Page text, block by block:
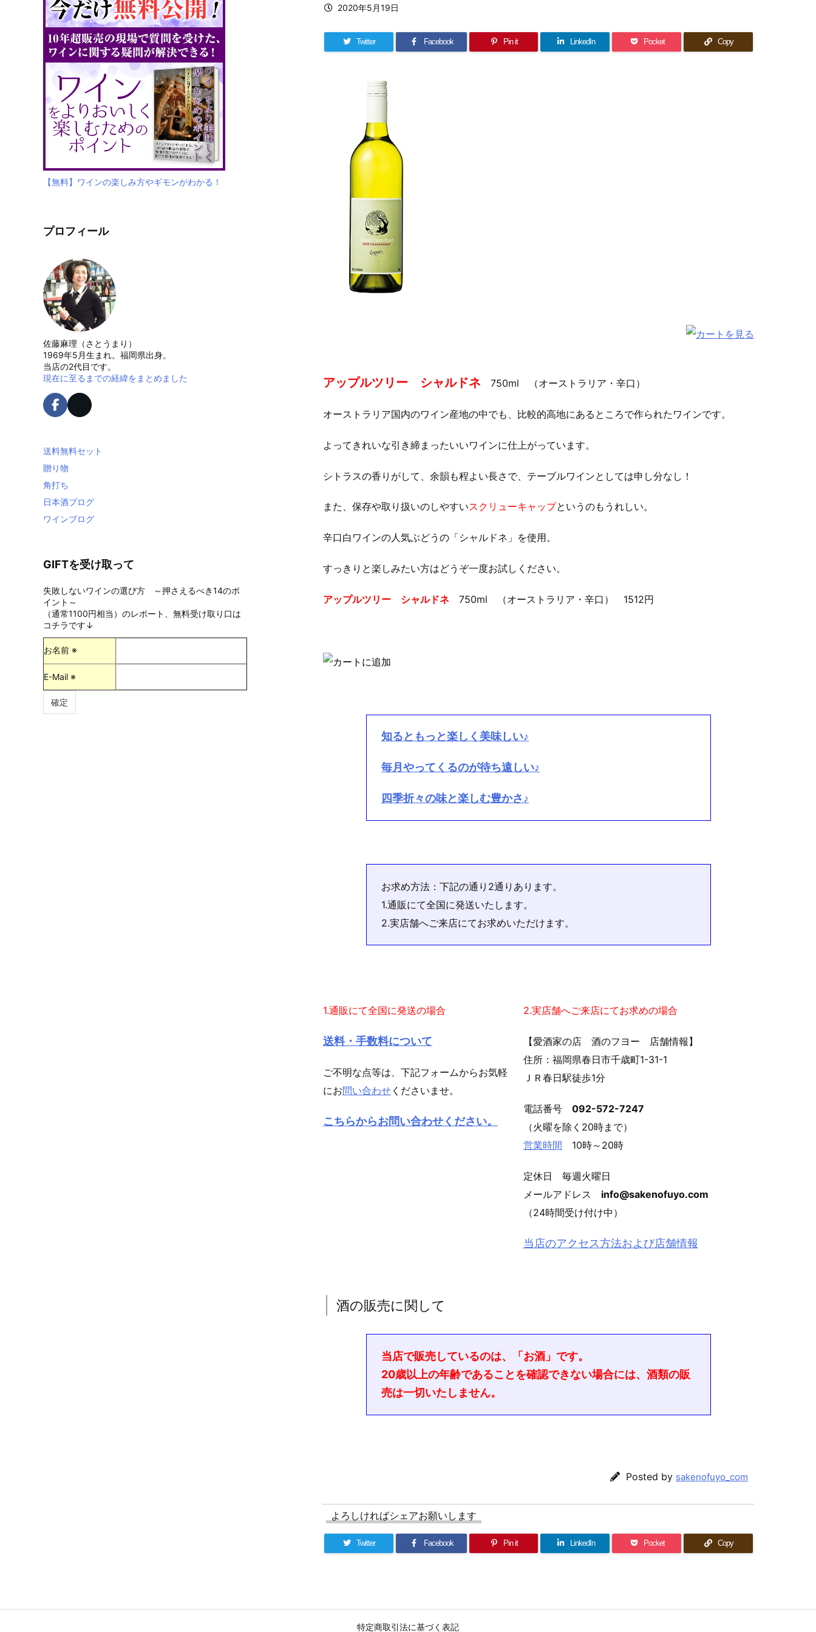
2020年5月19日
Twitter Facebook Pin it LinkedIn Pocket Copy
アップルツリー シャルドネ 750ml （オーストラリア・辛口）
オーストラリア国内のワイン産地の中でも、比較的高地にあるところで作られたワインです。
よってきれいな引き締まったいいワインに仕上がっています。
シトラスの香りがして、余韻も程よい長さで、テーブルワインとしては申し分なし！
また、保存や取り扱いのしやすいスクリューキャップというのもうれしい。
辛口白ワインの人気ぶどうの「シャルドネ」を使用。
すっきりと楽しみたい方はどうぞ一度お試しください。
アップルツリー シャルドネ 750ml （オーストラリア・辛口） 1512円
知るともっと楽しく美味しい♪
毎月やってくるのが待ち遠しい♪
四季折々の味と楽しむ豊かさ♪
お求め方法：下記の通り2通りあります。
1.通販にて全国に発送いたします。
2.実店舗へご来店にてお求めいただけます。
1.通販にて全国に発送の場合
送料・手数料について
ご不明な点等は、下記フォームからお気軽
にお問い合わせ くださいませ。
こちらからお問い合わせください。
2.実店舗へご来店にてお求めの場合
【愛酒家の店 酒のフヨー 店舗情報】
住所：福岡県春日市千歳町1-31-1
ＪＲ春日駅徒歩1分
電話番号 092-572-7247
（火曜を除く20時まで）
営業時間 10時～20時
定休日 毎週火曜日
メールアドレス info@sakenofuyo.com
（24時間受け付け中）
当店のアクセス方法および店舗情報
酒の販売に関して
当店で販売しているのは、「お酒」です。
20歳以上の年齢であることを確認できない場合には、酒類の販
売は一切いたしません。
Posted by sakenofuyo_com
よろしければシェアお願いします
Twitter Facebook Pin it LinkedIn Pocket Copy
【無料】ワインの楽しみ方やギモンがわかる！
プロフィール
佐藤麻理（さとうまり）
1969年5月生まれ。福岡県出身。
当店の2代目です。
現在に至るまでの経緯をまとめました
送料無料セット
贈り物
角打ち
日本酒ブログ
ワインブログ
GIFTを受け取って
失敗しないワインの選び方 ～押さえるべき14のポ
イント～
（通常1100円相当）のレポート、無料受け取り口は
コチラです↓
お名前 ※
E-Mail ※
特定商取引法に基づく表記